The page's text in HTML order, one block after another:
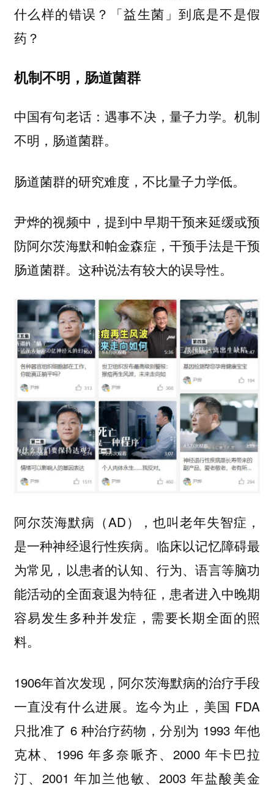
什么样的错误？「益生菌」到底是不是假
药？
机制不明，肠道菌群
中国有句老话：遇事不决，量子力学。机制
不明，肠道菌群。
肠道菌群的研究难度，不比量子力学低。
尹烨的视频中，提到中早期干预来延缓或预
防阿尔茨海默和帕金森症，干预手法是干预
肠道菌群。这种说法有较大的误导性。
阿尔茨海默病（AD），也叫老年失智症，
是一种神经退行性疾病。临床以记忆障碍最
为常见，以患者的认知、行为、语言等脑功
能活动的全面衰退为特征，患者进入中晚期
容易发生多种并发症，需要长期全面的照
料。
1906年首次发现，阿尔茨海默病的治疗手段
一直没有什么进展。迄今为止，美国 FDA
只批准了 6 种治疗药物，分别为 1993 年他
克林、1996 年多奈哌齐、2000 年卡巴拉
汀、2001 年加兰他敏、2003 年盐酸美金